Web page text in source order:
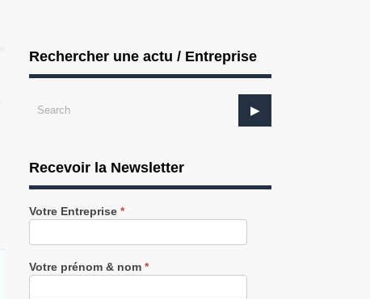
Rechercher une actu / Entreprise
Recevoir la Newsletter
Recevez
notre
gratuitement
Votre Entreprise *
Votre prénom & nom *